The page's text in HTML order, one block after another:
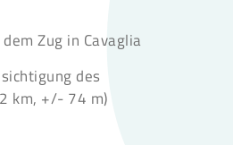
Zug in Cavaglia
des
km, +/- 74 m)